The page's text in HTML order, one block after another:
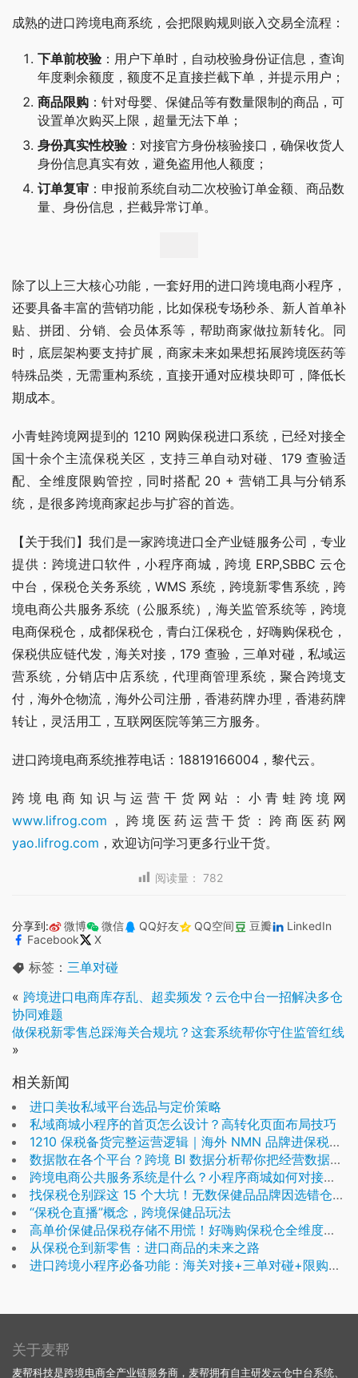
成熟的进口跨境电商系统，会把限购规则嵌入交易全流程：
下单前校验：用户下单时，自动校验身份证信息，查询
年度剩余额度，额度不足直接拦截下单，并提示用户；
商品限购 ：针对母婴、保健品等有数量限制的商品，可
设置单次购买上限，超量无法下单；
身份真实性校验：对接官方身份核验接口，确保收货人
身份信息真实有效，避免盗用他人额度；
订单复审 ：申报前系统自动二次校验订单金额、商品数
量、身份信息，拦截异常订单。
除了以上三大核心功能，一套好用的进口跨境电商小程序，
还要具备丰富的营销功能，比如保税专场秒杀、新人首单补
贴、拼团、分销、会员体系等，帮助商家做拉新转化。同
时，底层架构要支持扩展，商家未来如果想拓展跨境医药等
特殊品类，无需重构系统，直接开通对应模块即可，降低长
期成本。
小青蛙跨境网提到的 1210 网购保税进口系统，已经对接全
国十余个主流保税关区，支持三单自动对碰、179 查验适
配、全维度限购管控，同时搭配 20 + 营销工具与分销系
统，是很多跨境商家起步与扩容的首选。
【关于我们】我们是一家跨境进口全产业链服务公司，专业
提供：跨境进口软件，小程序商城，跨境 ERP,SBBC 云仓
中台，保税仓关务系统，WMS 系统，跨境新零售系统，跨
境电商公共服务系统（公服系统）, 海关监管系统等，跨境
电商保税仓，成都保税仓，青白江保税仓，好嗨购保税仓，
保税供应链代发，海关对接，179 查验，三单对碰，私域运
营系统，分销店中店系统，代理商管理系统，聚合跨境支
付，海外仓物流，海外公司注册，香港药牌办理，香港药牌
转让，灵活用工，互联网医院等第三方服务。
进口跨境电商系统推荐电话：18819166004，黎代云。
跨境电商知识与运营干货网站：小青蛙跨境网
www.lifrog.com ，跨境医药运营干货：跨商医药网
yao.lifrog.com ，欢迎访问学习更多行业干货。
阅读量： 782
分享到: 微博 微信 QQ好友 QQ空间 豆瓣
LinkedIn
Facebook
X
标签： 三单对碰
« 跨境进口电商库存乱、超卖频发？云仓中台一招解决多仓
协同难题
做保税新零售总踩海关合规坑？这套系统帮你守住监管红线
»
相关新闻
进口美妆私域平台选品与定价策略
私域商城小程序的首页怎么设计？高转化页面布局技巧
1210 保税备货完整运营逻辑｜海外 NMN 品牌进保税仓全流程拆解
数据散在各个平台？跨境 BI 数据分析帮你把经营数据变增长动力
跨境电商公共服务系统是什么？小程序商城如何对接公服系统清关？
找保税仓别踩这 15 个大坑！无数保健品品牌因选错仓库损失数十万，好嗨购保税仓全程规避
“保税仓直播”概念，跨境保健品玩法
高单价保健品保税存储不用慌！好嗨购保税仓全维度安防体系，保障 NMN 货物存储安全
从保税仓到新零售：进口商品的未来之路
进口跨境小程序必备功能：海关对接+三单对碰+限购管控
关于麦帮
麦帮科技是跨境电商全产业链服务商，麦帮拥有自主研发云仓中台系统、